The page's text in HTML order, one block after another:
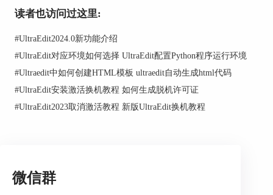
8.运行后不做任何事功能情的语句。
除此之外，还有一些不常见的错误，例如：缺少括
号、赋值、冒号的正则表达式、void类型使用错误
等情况。小编在此就不一一例举了。
读者也访问过这里:
#UltraEdit2024.0新功能介绍
#UltraEdit对应环境如何选择 UltraEdit配置Python程序运行环境
#Ultraedit中如何创建HTML模板 ultraedit自动生成html代码
#UltraEdit安装激活换机教程 如何生成脱机许可证
#UltraEdit2023取消激活教程 新版UltraEdit换机教程
微信群